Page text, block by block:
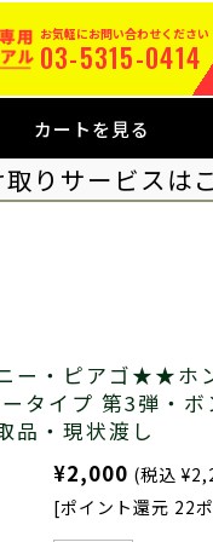
お気軽にお問い合わせください
03-5315-0414
カートを見る
りサービスは
ー・ピアゴ★★ホ
タイプ 第3弾・ボ
品・現状渡し
¥2,000 (税込
[ポイント還元 22